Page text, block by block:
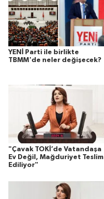
YENİ Parti ile birlikte
TBMM'de neler değişecek?
"Çavak TOKİ’de Vatandaşa
Ev Değil, Mağduriyet Teslim
Ediliyor"